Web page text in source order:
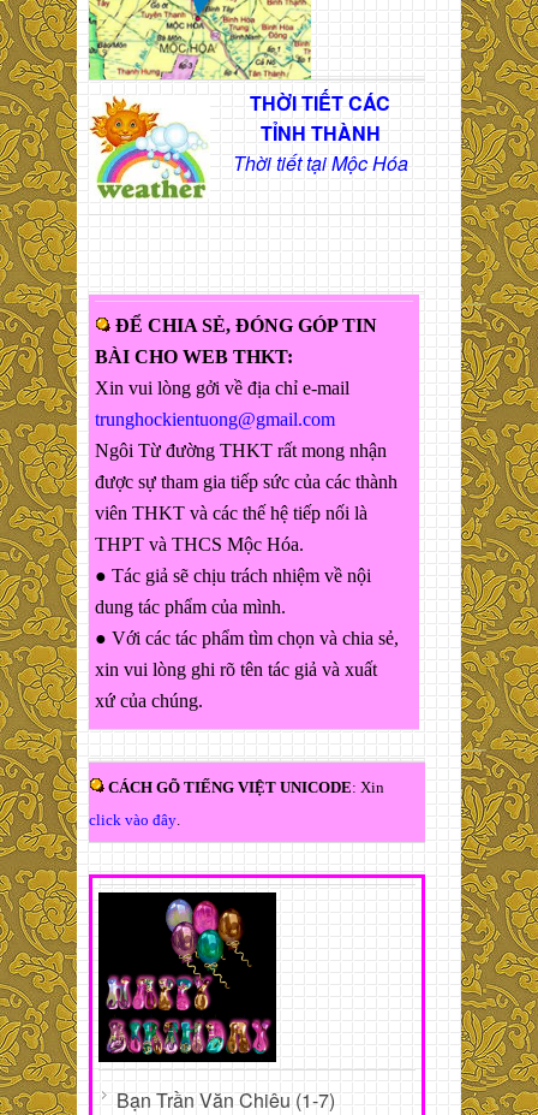
THỜI TIẾT CÁC
TỈNH THÀNH
Thời tiết tại Mộc Hóa
ĐỂ CHIA SẺ, ĐÓNG GÓP TIN
BÀI CHO WEB THKT:
Xin vui lòng gởi về địa chỉ e-mail
trunghockientuong@gmail.com
Ngôi Từ đường THKT rất mong nhận
được sự tham gia tiếp sức của các thành
viên THKT và các thế hệ tiếp nối là
THPT và THCS Mộc Hóa.
● Tác giả sẽ chịu trách nhiệm về nội
dung tác phẩm của mình.
● Với các tác phẩm tìm chọn và chia sẻ,
xin vui lòng ghi rõ tên tác giả và xuất
xứ của chúng.
CÁCH GÕ TIẾNG VIỆT UNICODE: Xin
click vào đây
Bạn Trần Văn Chiêu (1-7)